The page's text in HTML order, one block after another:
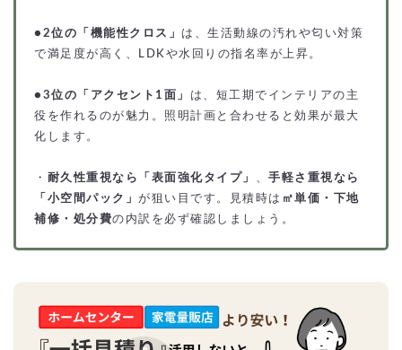
● 2位の「機能性クロス」 は、生活動線の汚れや匂い対策
で満足度が高く、LDKや水回りの指名率が上昇。
● 3位の「アクセント1面」
は、短工期でインテリアの主
役を作れるのが魅力。照明計画と合わせると効果が最大
化します。
・ 耐久性重視なら「表面強化タイプ」 、 手軽さ重視なら
「小空間パック」 が狙い目です。見積時は ㎡単価・下地
補修・処分費の内訳を必ず確認しましょう。